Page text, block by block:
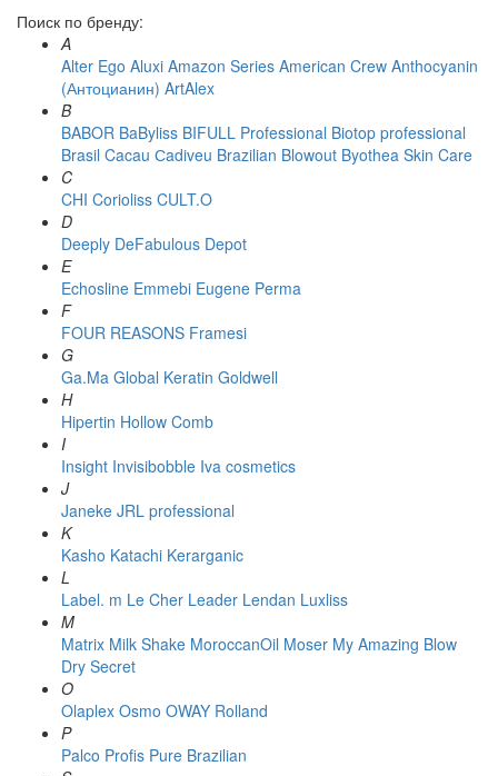
Поиск по бренду:
A
Alter Ego Aluxi Amazon Series American Crew Anthocyanin
(Антоцианин) ArtAlex
B
BABOR BaByliss BIFULL Professional Biotop professional
Brasil Cacau Сadiveu Brazilian Blowout Byothea Skin Care
C
CHI Corioliss CULT.O
D
Deeply DeFabulous Depot
E
Echosline Emmebi Eugene Perma
F
FOUR REASONS Framesi
G
Ga.Ma Global Keratin Goldwell
H
Hipertin Hollow Comb
I
Insight Invisibobble Iva cosmetics
J
Janeke JRL professional
K
Kasho Katachi Kerarganic
L
Label. m Le Cher Leader Lendan Luxliss
M
Matrix Milk Shake MoroccanOil Moser My Amazing Blow
Dry Secret
O
Olaplex Osmo OWAY Rolland
P
Palco Profis Pure Brazilian